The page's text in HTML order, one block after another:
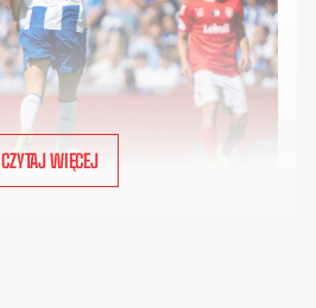
CZYTAJ WIĘCEJ